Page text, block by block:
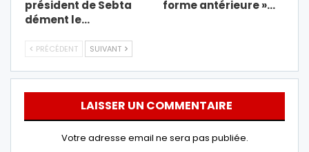
président de Sebta
dément le…
forme antérieure »…
PRÉCÉDENT SUIVANT
LAISSER UN COMMENTAIRE
Votre adresse email ne sera pas publiée.